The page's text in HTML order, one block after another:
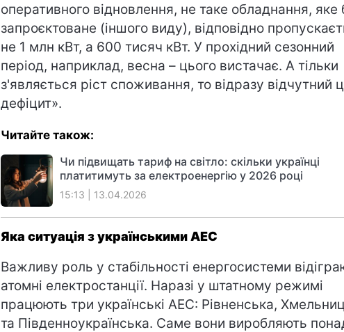
оперативного відновлення, не таке обладнання, яке
запроєктоване (іншого виду), відповідно
не 1 млн кВт, а 600 тисяч кВт. У прохідний сезонний
період, наприклад, весна – цього вистачає. А тільки
з'являється ріст споживання, то відразу відчутний
дефіцит».
Читайте також:
Чи підвищать тариф на світло: скільки українці
платитимуть за електроенергію у 2026 році
15:13 | 13.04.2026
Яка ситуація з українськими АЕС
Важливу роль у стабільності енергосистеми
атомні електростанції. Наразі у штатному режимі
працюють три українські АЕС: Рівненська,
та Південноукраїнська. Саме вони виробляють